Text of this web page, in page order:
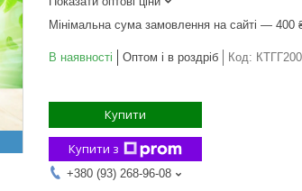
Мінімальна сума замовлення на сайті — 400
В наявності Оптом і в роздріб Код:
Купити
Купити з
+380 (93) 268-96-08